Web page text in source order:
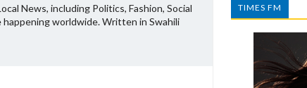
News, including Politics, Fashion, Social
worldwide. Written in Swahili
TIMES FM